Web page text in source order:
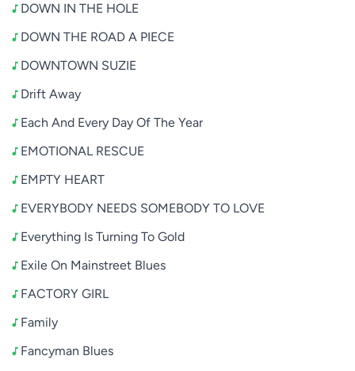
DOWN IN THE HOLE
DOWN THE ROAD A PIECE
DOWNTOWN SUZIE
Drift Away
Each And Every Day Of The Year
EMOTIONAL RESCUE
EMPTY HEART
EVERYBODY NEEDS SOMEBODY TO LOVE
Everything Is Turning To Gold
Exile On Mainstreet Blues
FACTORY GIRL
Family
Fancyman Blues